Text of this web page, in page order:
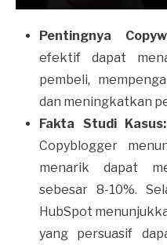
Pentingnya
efektif dapat
pembeli,
dan meningkatkan
Fakta Studi Kasus:
Copyblogger
menarik dapat
sebesar 8-10%.
HubSpot
yang persuasif